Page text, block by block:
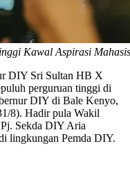
Kawal Aspirasi
DIY Sri Sultan HB X
perguruan tinggi di
DIY di Bale Kenyo,
8). Hadir pula Wakil
Sekda DIY Aria
lingkungan Pemda DIY.